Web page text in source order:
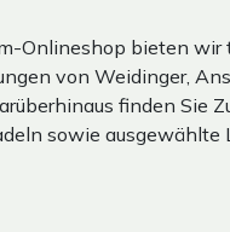
Onlineshop bieten
von Weidinger,
finden Sie
sowie ausgewählte